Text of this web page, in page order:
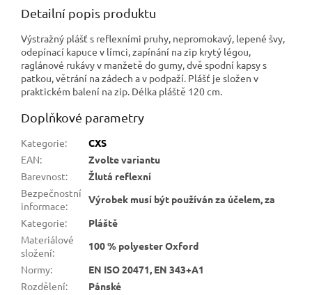
Detailní popis produktu
Výstražný plášť s reflexními pruhy, nepromokavý, lepené švy,
odepínací kapuce v límci, zapínání na zip krytý légou,
raglánové rukávy v manžetě do gumy, dvě spodní kapsy s
patkou, větrání na zádech a v podpaží. Plášť je složen v
praktickém balení na zip. Délka pláště 120 cm.
Doplňkové parametry
Kategorie:
CXS
EAN:
Zvolte variantu
Barevnost:
Žlutá reflexní
Bezpečnostní
informace:
Výrobek musí být používán za účelem, za
Kategorie:
Pláště
Materiálové
složení:
100 % polyester Oxford
Normy:
EN ISO 20471, EN 343+A1
Rozdělení:
Pánské